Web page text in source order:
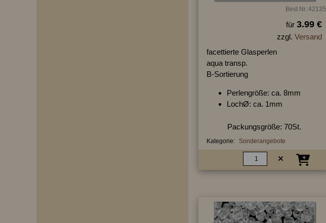
Best.Nr.:42135
für 3.99 €
zzgl. Versand
facettierte Glasperlen
aqua transp.
B-Sortierung
Perlengröße: ca. 8mm
LochØ: ca. 1mm
Packungsgröße: 70St.
Kategorie: Sonderangebote